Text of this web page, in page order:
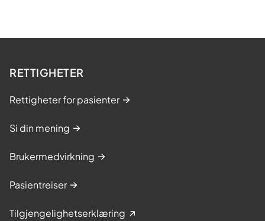
RETTIGHETER
Rettigheter for pasienter
Si din mening
Brukermedvirkning
Pasientreiser
Tilgjengelighetserklæring